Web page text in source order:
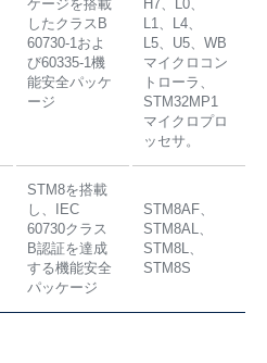
ケージを搭載
したクラスB
60730-1およ
び60335-1機
能安全パッケ
ージ
H7、L0、
L1、L4、
L5、U5、WB
マイクロコン
トローラ、
STM32MP1
マイクロプロ
ッセサ。
STM8を搭載
し、IEC
60730クラス
B認証を達成
する機能安全
パッケージ
STM8AF、
STM8AL、
STM8L、
STM8S